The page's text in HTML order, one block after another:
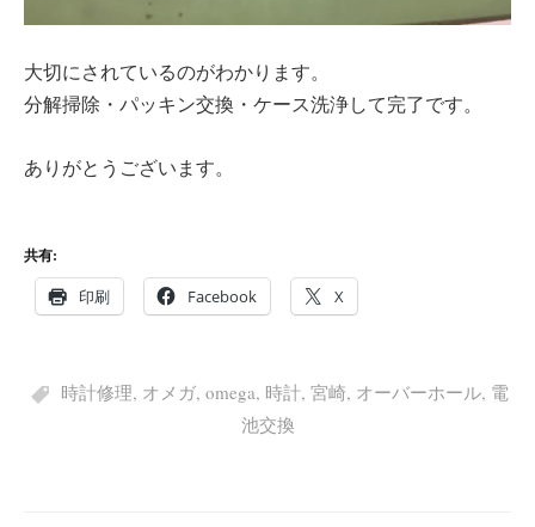
大切にされているのがわかります。
分解掃除・パッキン交換・ケース洗浄して完了です。
ありがとうございます。
共有:
印刷 Facebook X
時計修理, オメガ, omega, 時計, 宮崎, オーバーホール, 電
池交換